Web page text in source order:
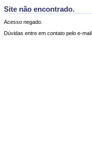
Site não encontrado.
Acesso negado.
Dúvidas entre em contato pelo e-mail